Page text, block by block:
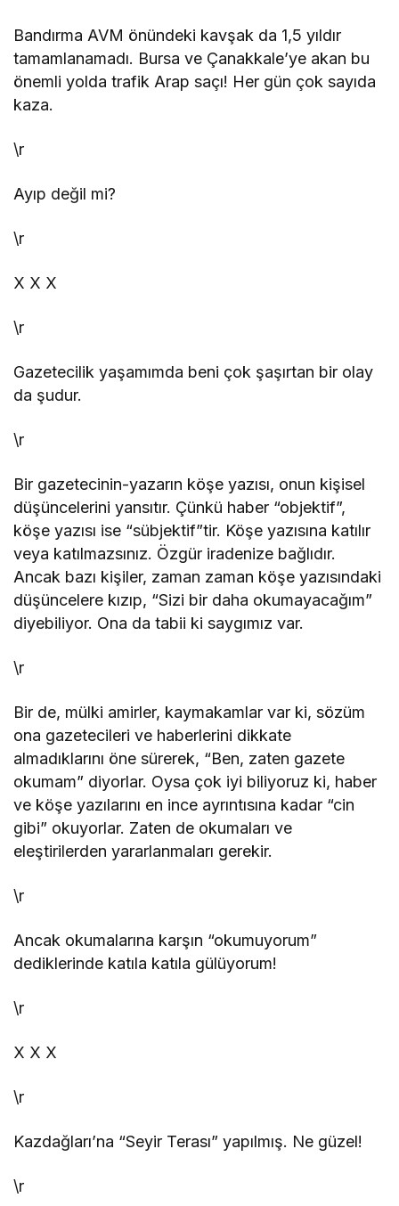
Bandırma AVM önündeki kavşak da 1,5 yıldır
tamamlanamadı. Bursa ve Çanakkale’ye akan bu
önemli yolda trafik Arap saçı! Her gün çok sayıda
kaza.
\r
Ayıp değil mi?
\r
X X X
\r
Gazetecilik yaşamımda beni çok şaşırtan bir olay
da şudur.
\r
Bir gazetecinin-yazarın köşe yazısı, onun kişisel
düşüncelerini yansıtır. Çünkü haber “objektif”,
köşe yazısı ise “sübjektif”tir. Köşe yazısına katılır
veya katılmazsınız. Özgür iradenize bağlıdır.
Ancak bazı kişiler, zaman zaman köşe yazısındaki
düşüncelere kızıp, “Sizi bir daha okumayacağım”
diyebiliyor. Ona da tabii ki saygımız var.
\r
Bir de, mülki amirler, kaymakamlar var ki, sözüm
ona gazetecileri ve haberlerini dikkate
almadıklarını öne sürerek, “Ben, zaten gazete
okumam” diyorlar. Oysa çok iyi biliyoruz ki, haber
ve köşe yazılarını en ince ayrıntısına kadar “cin
gibi” okuyorlar. Zaten de okumaları ve
eleştirilerden yararlanmaları gerekir.
\r
Ancak okumalarına karşın “okumuyorum”
dediklerinde katıla katıla gülüyorum!
\r
X X X
\r
Kazdağları’na “Seyir Terası” yapılmış. Ne güzel!
\r